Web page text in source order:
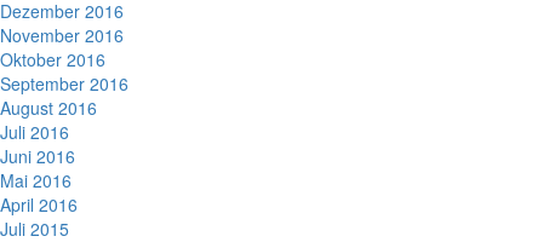
Dezember 2016
November 2016
Oktober 2016
September 2016
August 2016
Juli 2016
Juni 2016
Mai 2016
April 2016
Juli 2015